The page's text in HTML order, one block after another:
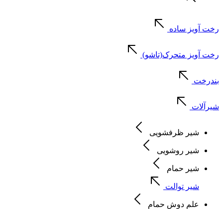
رخت آویز ساده
رخت آویز متحرک(تاشو)
بندرخت
شیرآلات
شیر ظرفشویی
شیر روشویی
شیر حمام
شیر توالت
علم دوش حمام